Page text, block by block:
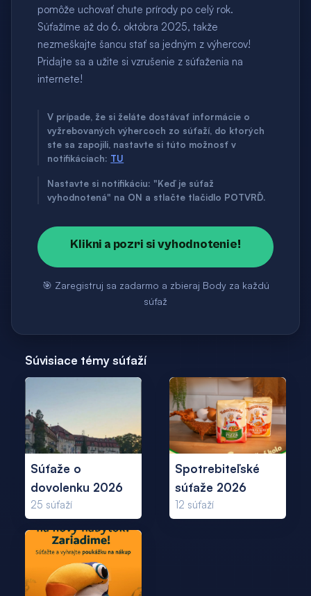
pomôže uchovať chute prírody po celý rok.
Súťažíme až do 6. októbra 2025, takže
nezmeškajte šancu stať sa jedným z výhercov!
Pridajte sa a užite si vzrušenie z súťaženia na
internete!
V prípade, že si želáte dostávať informácie o
vyžrebovaných výhercoch zo súťaží, do ktorých
ste sa zapojili, nastavte si túto možnosť v
notifikáciach: TU
Nastavte si notifikáciu: "Keď je súťaž
vyhodnotená" na ON a stlačte tlačidlo POTVRĎ.
Klikni a pozri si vyhodnotenie!
🎯 Zaregistruj sa zadarmo a zbieraj Body za každú
súťaž
Súvisiace témy súťaží
Súťaže o
dovolenku 2026
25 súťaží
Spotrebiteľské
súťaže 2026
12 súťaží